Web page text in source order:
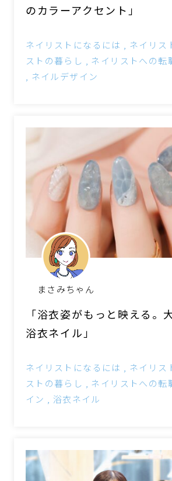
のカラーアクセント」
ネイリストになるには ネイリス
ストの暮らし
ネイリストへの転
ネイルデザイン
まさみちゃん
「浴衣姿がもっと映える。
浴衣ネイル」
ネイリストになるには ネイリス
ストの暮らし
ネイリストへの転
イン
浴衣ネイル